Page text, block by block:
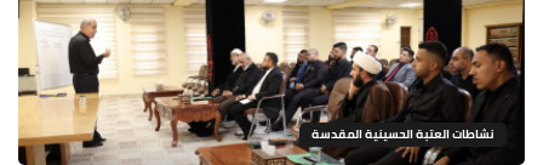
نشاطات العتبة الحسينية المقدسة